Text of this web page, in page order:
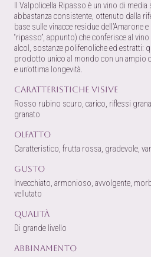
Il Valpolicella Ripasso è un vino di
abbastanza consistente, ottenuto dalla
base sulle vinacce residue dell’Amarone
“ripasso”, appunto) che conferisce al
alcol, sostanze polifenoliche ed estratti:
prodotto unico al mondo con un ampio
e un’ottima longevità.
Caratteristiche visive
Rosso rubino scuro, carico, riflessi
granato
Olfatto
Caratteristico, frutta rossa, gradevole,
Gusto
Invecchiato, armonioso, avvolgente,
vellutato
Qualità
Di grande livello
Abbinamento